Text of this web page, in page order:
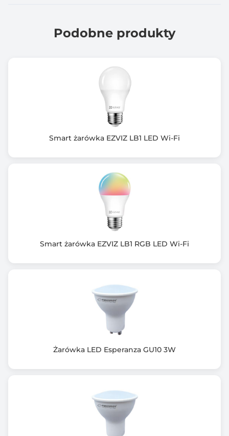
Podobne produkty
Smart żarówka EZVIZ LB1 LED Wi-Fi
Smart żarówka EZVIZ LB1 RGB LED Wi-Fi
Żarówka LED Esperanza GU10 3W